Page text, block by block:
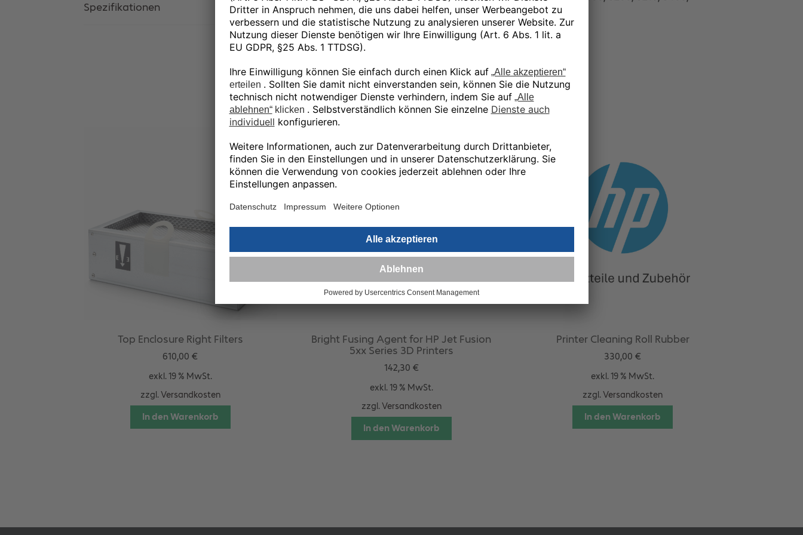
Spezifikationen
5420W, 5600, 5620
Ähnliche Produkte
Top Enclosure Right Filters
610,00 €
exkl. 19 % MwSt.
zzgl. Versandkosten
In den Warenkorb
Bright Fusing Agent for HP Jet Fusion
5xx Series 3D Printers
142,30 €
exkl. 19 % MwSt.
zzgl. Versandkosten
In den Warenkorb
Printer Cleaning Roll Rubber
330,00 €
exkl. 19 % MwSt.
zzgl.Versandkosten
In den Warenkorb